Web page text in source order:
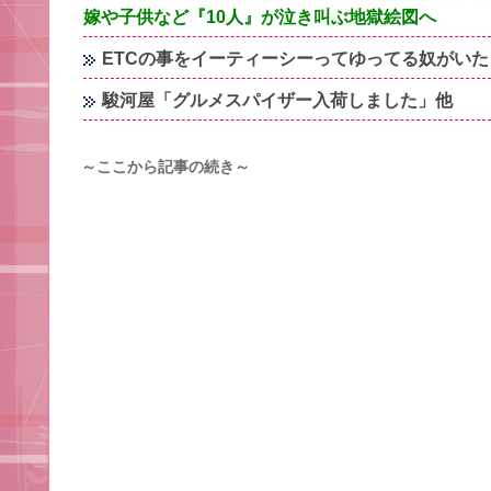
嫁や子供など『10人』が泣き叫ぶ地獄絵図へ
ETCの事をイーティーシーってゆってる奴がい
駿河屋「グルメスパイザー入荷しました」他
～ここから記事の続き～